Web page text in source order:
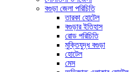
বগুড়া জেলা পরিচিতি
তারকা হোটেল
বগুড়ার ইতিহাস
রোড পরিচিতি
মুক্তিযুদ্ধ বগুড়া
হোটেল
মেস